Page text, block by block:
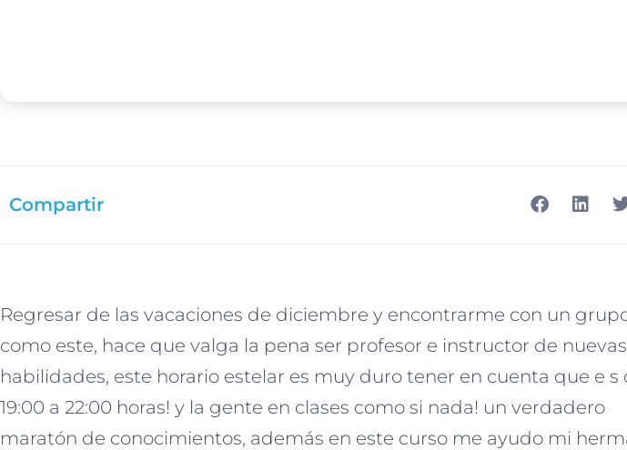
Compartir
Regresar de las vacaciones de diciembre y encontrarme con un
como este, hace que valga la pena ser profesor e instructor de nuevas
habilidades, este horario estelar es muy duro tener en cuenta que e s
19:00 a 22:00 horas! y la gente en clases como si nada! un verdadero
maratón de conocimientos, además en este curso me ayudo mi